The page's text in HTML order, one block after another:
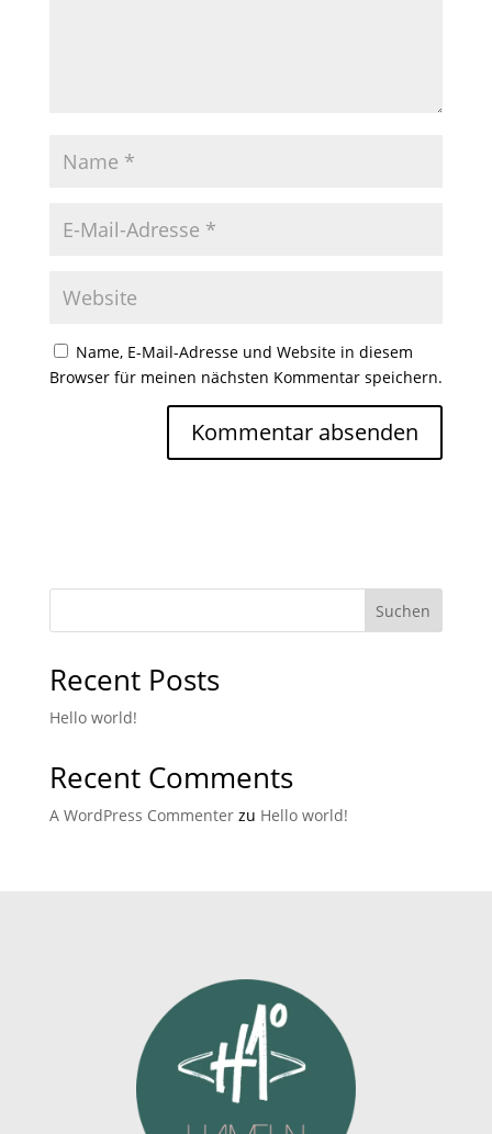
KONTAKT
Name, E-Mail-Adresse und Website in diesem
Browser für meinen nächsten Kommentar speichern.
Suchen
Recent Posts
Hello world!
Recent Comments
A WordPress Commenterzu Hello world!